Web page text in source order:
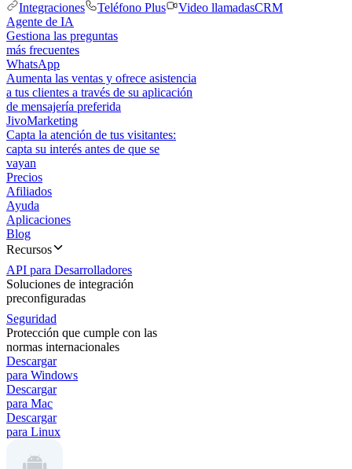
Integraciones
Teléfono Plus Video llamadasCRM
Agente de IA
Gestiona las preguntas
más frecuentes
WhatsApp
Aumenta las ventas y ofrece asistencia
a tus clientes a través de su aplicación
de mensajería preferida
JivoMarketing
Capta la atención de tus visitantes:
capta su interés antes de que se
vayan
Precios
Afiliados
Ayuda
Aplicaciones
Blog
Recursos
API para Desarrolladores
Soluciones de integración
preconfiguradas
Seguridad
Protección que cumple con las
normas internacionales
Descargar
para Windows
Descargar
para Mac
Descargar
para Linux